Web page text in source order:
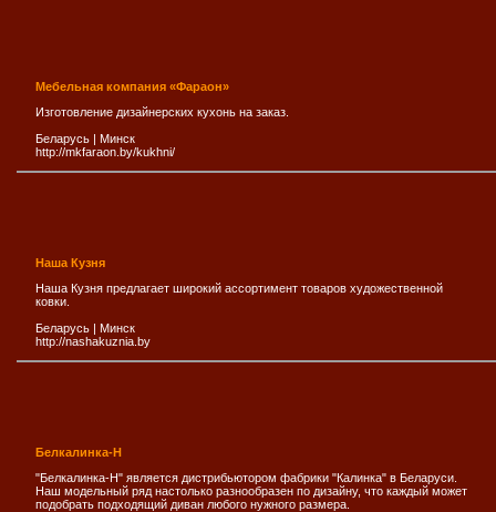
Мебельная компания «Фараон»
Изготовление дизайнерских кухонь на заказ.
Беларусь | Минск
http://mkfaraon.by/kukhni/
Наша Кузня
Наша Кузня предлагает широкий ассортимент товаров художественной
ковки.
Беларусь | Минск
http://nashakuznia.by
Белкалинка-Н
"Белкалинка-Н" является дистрибьютором фабрики "Калинка" в Беларуси.
Наш модельный ряд настолько разнообразен по дизайну, что каждый может
подобрать подходящий диван любого нужного размера.